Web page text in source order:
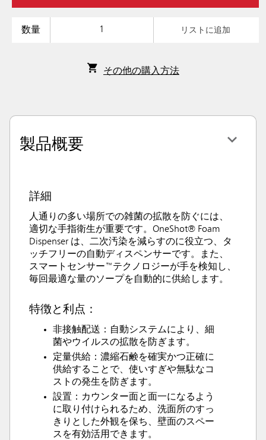
数量 リストに追加
その他の購入方法
製品概要
詳細
人通りの多い場所での雑菌の拡散を防ぐには、
適切な手指衛生が重要です。OneShot® Foam
Dispenser は、二次汚染を減らすのに役立つ、タ
ッチフリーの自動ディスペンサーです。また、
スマートセンサー™テクノロジーが手を検知し、
毎回最適な量のソープを自動的に供給します。
特徴と利点：
非接触配送：自動システムにより、細
菌やウイルスの拡散を防ぎます。
定量供給：濃縮石鹸を確実かつ正確に
供給することで、使いすぎや無駄なコ
ストの発生を防ぎます。
設置：カウンター面と面一になるよう
に取り付けられるため、洗面所のすっ
きりとした外観を保ち、壁面のスペー
スを有効活用できます。